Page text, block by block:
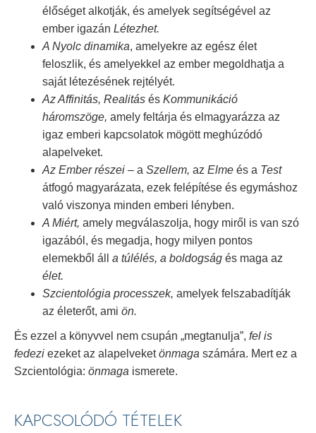
élőséget alkotják, és amelyek segítségével az
ember igazán Létezhet.
A Nyolc dinamika, amelyekre az egész élet
feloszlik, és amelyekkel az ember megoldhatja a
saját létezésének rejtélyét.
Az Affinitás, Realitás és Kommunikáció
háromszöge, amely feltárja és elmagyarázza az
igaz emberi kapcsolatok mögött meghúzódó
alapelveket.
Az Ember részei – a Szellem, az Elme és a Test
átfogó magyarázata, ezek felépítése és egymáshoz
való viszonya minden emberi lényben.
A Miért, amely megválaszolja, hogy miről is van szó
igazából, és megadja, hogy milyen pontos
elemekből áll a túlélés, a boldogság és maga az
élet.
Szcientológia processzek, amelyek felszabadítják
az életerőt, ami ön.
És ezzel a könyvvel nem csupán „megtanulja”, fel is
fedezi ezeket az alapelveketönmaga számára. Mert ez a
Szcientológia: önmaga ismerete.
KAPCSOLÓDÓ TÉTELEK